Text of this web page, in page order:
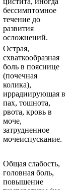
бессимптомное
течение до
развития
осложнений.
Острая,
схваткообразная
боль в пояснице
(почечная
колика),
иррадиирующая в
пах, тошнота,
рвота, кровь в
моче,
затрудненное
мочеиспускание.
Общая слабость,
головная боль,
повышение